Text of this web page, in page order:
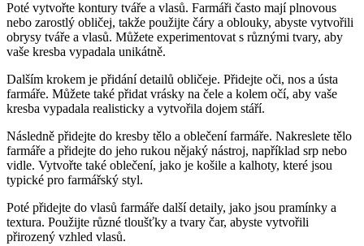
Poté vytvořte kontury tváře a vlasů. Farmáři často mají plnovous
nebo zarostlý obličej, takže použijte čáry a oblouky, abyste vytvořili
obrysy tváře a vlasů. Můžete experimentovat s různými tvary, aby
vaše kresba vypadala unikátně.
Dalším krokem je přidání detailů obličeje. Přidejte oči, nos a ústa
farmáře. Můžete také přidat vrásky na čele a kolem očí, aby vaše
kresba vypadala realisticky a vytvořila dojem stáří.
Následně přidejte do kresby tělo a oblečení farmáře. Nakreslete tělo
farmáře a přidejte do jeho rukou nějaký nástroj, například srp nebo
vidle. Vytvořte také oblečení, jako je košile a kalhoty, které jsou
typické pro farmářský styl.
Poté přidejte do vlasů farmáře další detaily, jako jsou pramínky a
textura. Použijte různé tloušťky a tvary čar, abyste vytvořili
přirozený vzhled vlasů.